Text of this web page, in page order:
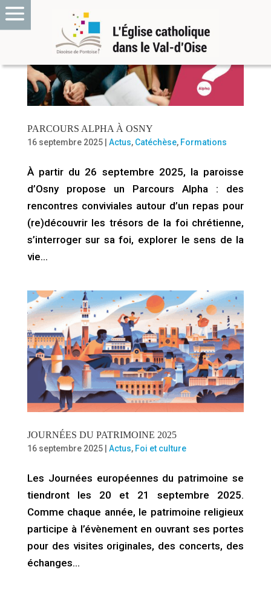
PARCOURS ALPHA À OSNY
16 septembre 2025| Actus, Catéchèse, Formations
À partir du 26 septembre 2025, la paroisse
d’Osny propose un Parcours Alpha : des
rencontres conviviales autour d’un repas pour
(re)découvrir les trésors de la foi chrétienne,
s’interroger sur sa foi, explorer le sens de la
vie…
JOURNÉES DU PATRIMOINE 2025
16 septembre 2025| Actus, Foi et culture
Les Journées européennes du patrimoine se
tiendront les 20 et 21 septembre 2025.
Comme chaque année, le patrimoine religieux
participe à l’évènement en ouvrant ses portes
pour des visites originales, des concerts, des
échanges…